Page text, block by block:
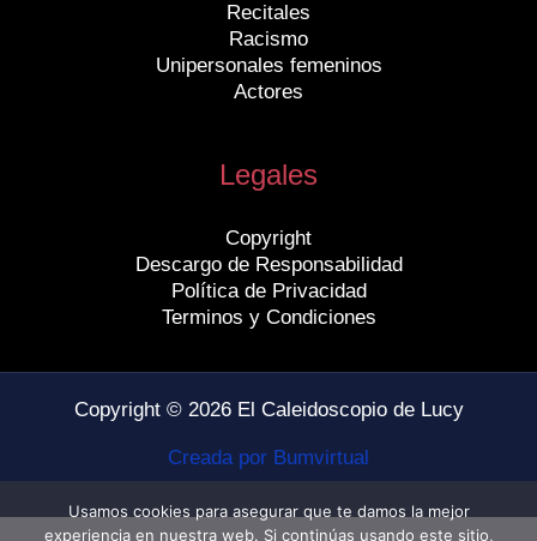
Recitales
Racismo
Unipersonales femeninos
Actores
Legales
Copyright
Descargo de Responsabilidad
Política de Privacidad
Terminos y Condiciones
Copyright © 2026 El Caleidoscopio de Lucy
Creada por Bumvirtual
Usamos cookies para asegurar que te damos la mejor
experiencia en nuestra web. Si continúas usando este sitio,